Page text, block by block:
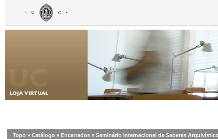
Topo » Catálogo » Encerrados » Seminário Internacional de Saberes